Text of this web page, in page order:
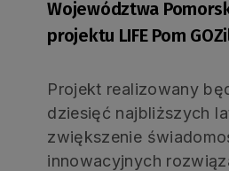
Województwa
projektu LIFE Pom
Projekt realizowany
dziesięć najbliższych
zwiększenie
innowacyjnych